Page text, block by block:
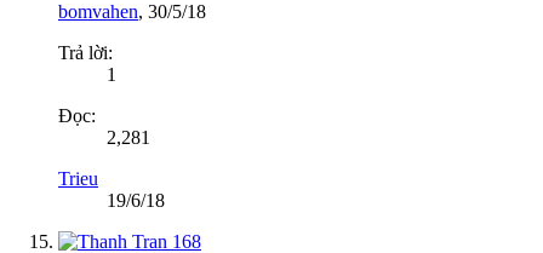
bomvahen, 30/5/18
Trả lời:
1
Đọc:
2,281
Trieu
19/6/18